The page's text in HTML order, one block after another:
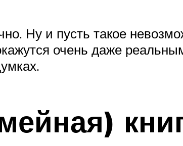
Ну и пусть такое
очень даже